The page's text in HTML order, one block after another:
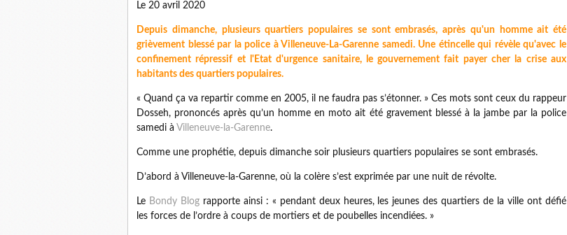
Le 20 avril 2020
Depuis dimanche, plusieurs quartiers populaires se sont embrasés, après qu'un homme ait été
grièvement blessé par la police à Villeneuve-La-Garenne samedi. Une étincelle qui révèle qu'avec le
confinement répressif et l'Etat d'urgence sanitaire, le gouvernement fait payer cher la crise aux
habitants des quartiers populaires.
« Quand ça va repartir comme en 2005, il ne faudra pas s’étonner. » Ces mots sont ceux du rappeur
Dosseh, prononcés après qu’un homme en moto ait été gravement blessé à la jambe par la police
samedi à Villeneuve-la-Garenne.
Comme une prophétie, depuis dimanche soir plusieurs quartiers populaires se sont embrasés.
D’abord à Villeneuve-la-Garenne, où la colère s’est exprimée par une nuit de révolte.
Le Bondy Blograpporte ainsi : « pendant deux heures, les jeunes des quartiers de la ville ont défié
les forces de l’ordre à coups de mortiers et de poubelles incendiées. »